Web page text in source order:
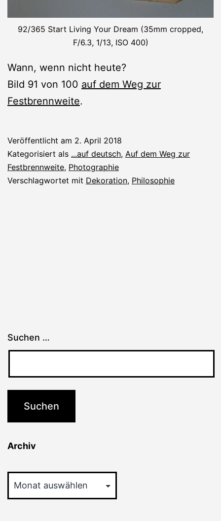
92/365 Start Living Your Dream (35mm cropped,
F/6.3, 1/13, ISO 400)
Wann, wenn nicht heute?
Bild 91 von 100 auf dem Weg zur
Festbrennweite.
Veröffentlicht am 2. April 2018
Kategorisiert als ...auf deutsch, Auf dem Weg zur
Festbrennweite, Photographie
Verschlagwortet mit Dekoration, Philosophie
Suchen …
Archiv